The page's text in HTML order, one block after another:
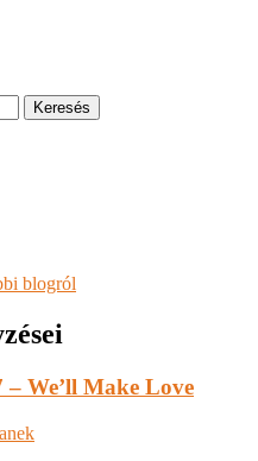
blogról
We’ll Make Love